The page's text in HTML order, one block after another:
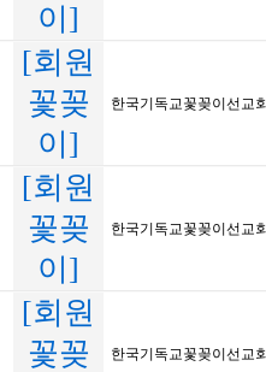
이]
[회원
꽃꽂
이]
한국기독교꽃꽂이선교
[회원
꽃꽂
이]
한국기독교꽃꽂이선교
[회원
꽃꽂
한국기독교꽃꽂이선교